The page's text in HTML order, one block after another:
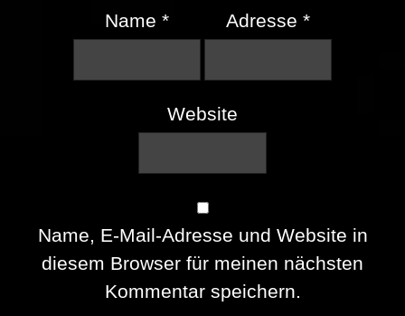
Name *
Adresse*
Website
Name, E-Mail-Adresse und Website in
diesem Browser für meinen nächsten
Kommentar speichern.